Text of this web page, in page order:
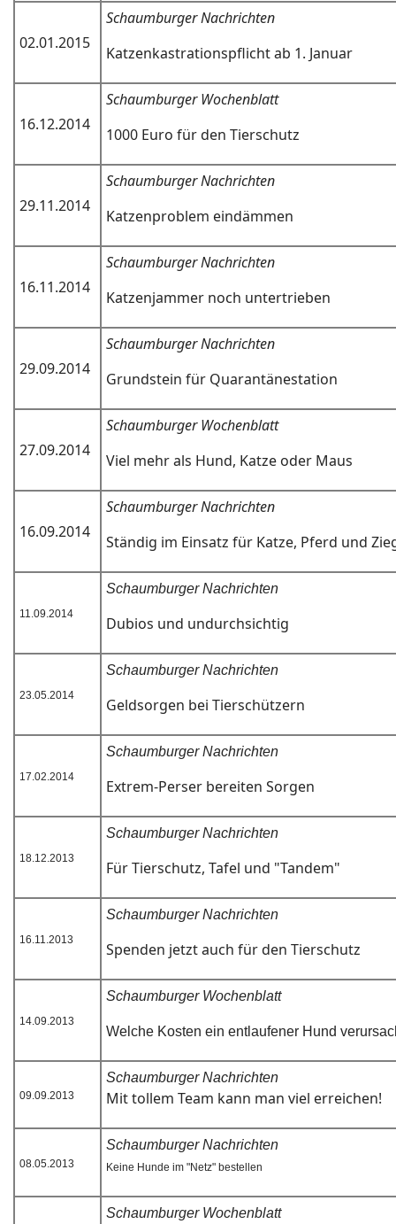
02.01.2015
Schaumburger Nachrichten
Katzenkastrationspflicht ab 1. Januar
16.12.2014
Schaumburger Wochenblatt
1000 Euro für den Tierschutz
29.11.2014
Schaumburger Nachrichten
Katzenproblem eindämmen
16.11.2014
Schaumburger Nachrichten
Katzenjammer noch untertrieben
29.09.2014
Schaumburger Nachrichten
Grundstein für Quarantänestation
27.09.2014
Schaumburger Wochenblatt
Viel mehr als Hund, Katze oder Maus
16.09.2014
Schaumburger Nachrichten
Ständig im Einsatz für Katze, Pferd und
11.09.2014
Schaumburger Nachrichten
Dubios und undurchsichtig
23.05.2014
Schaumburger Nachrichten
Geldsorgen bei Tierschützern
17.02.2014
Schaumburger Nachrichten
Extrem-Perser bereiten Sorgen
18.12.2013
Schaumburger Nachrichten
Für Tierschutz, Tafel und "Tandem"
16.11.2013
Schaumburger Nachrichten
Spenden jetzt auch für den Tierschutz
14.09.2013
Schaumburger Wochenblatt
Welche Kosten ein entlaufener Hund
09.09.2013
Schaumburger Nachrichten
Mit tollem Team kann man viel erreichen!
08.05.2013
Schaumburger Nachrichten
Keine Hunde im "Netz" bestellen
Schaumburger Wochenblatt